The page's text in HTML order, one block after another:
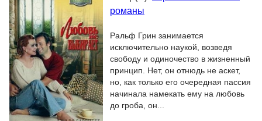
романы
Ральф Грин занимается
исключительно наукой, возведя
свободу и одиночество в жизненный
принцип. Нет, он отнюдь не аскет,
но, как только его очередная пассия
начинала намекать ему на любовь
до гроба, он...